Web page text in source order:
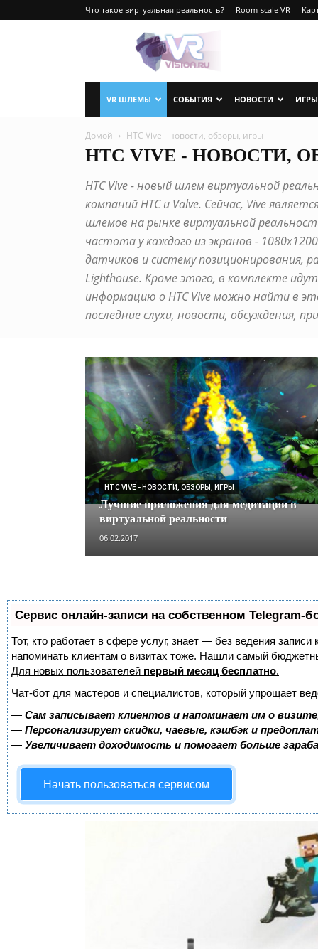
Что такое виртуальная реальность? Room-scale VR
VRvision.ru
VR ШЛЕМЫ СОБЫТИЯ НОВОСТИ ИГРЫ
Домой HTC Vive - новости, обзоры, игры
HTC VIVE - НОВОСТИ,
HTC Vive - новый шлем виртуальной
компаний HTC и Valve. Сейчас, Vive
шлемов на рынке виртуальной
частота у каждого из экранов -
датчиков и систему
Lighthouse. Кроме этого, в комплекте
информацию о HTC Vive можно найти в
последние слухи, новости, обсуждения,
HTC VIVE - НОВОСТИ, ОБЗОРЫ, ИГРЫ
Лучшие приложения для медитации в
виртуальной реальности
06.02.2017
Сервис онлайн-записи на собственном Telegram-
Тот, кто работает в сфере услуг, знает — без ведения
напоминать клиентам о визитах тоже. Нашли самый
Для новых пользователей первый месяц бесплатно.
Чат-бот для мастеров и специалистов, который упрощает
— Сам записывает клиентов и напоминает им о
— Персонализирует скидки, чаевые, кэшбэк и
— Увеличивает доходимость и помогает больше
Начать пользоваться сервисом